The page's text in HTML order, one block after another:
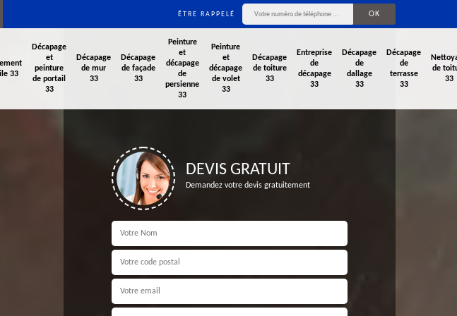
ÊTRE RAPPELÉ
33
Décapage
et
peinture
de portail
33
Décapage
de mur
33
Décapage
de façade
33
Peinture
et
décapage
de
persienne
33
Peinture
et
décapage
de volet
33
Décapage
de toiture
33
Entreprise
de
décapage
33
Décapage
de
dallage
33
Décapage
de
terrasse
33
de
33
DEVIS GRATUIT
Demandez votre devis gratuitement